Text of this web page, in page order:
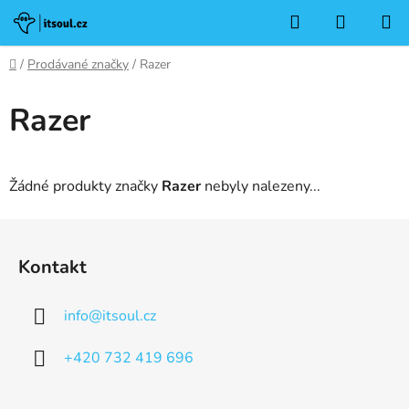
Přejít
na
obsah
Hledat
KOŠÍK
Domů
/ Prodávané značky / Razer
Razer
Žádné produkty značky Razer nebyly nalezeny...
Kontakt
info@itsoul.cz
+420 732 419 696